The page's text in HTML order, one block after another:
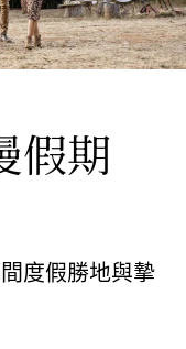
假期
度假勝地與摯